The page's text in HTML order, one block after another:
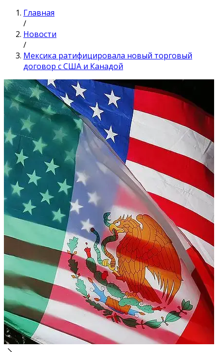
Главная
/
Новости
/
Мексика ратифицировала новый торговый
договор с США и Канадой